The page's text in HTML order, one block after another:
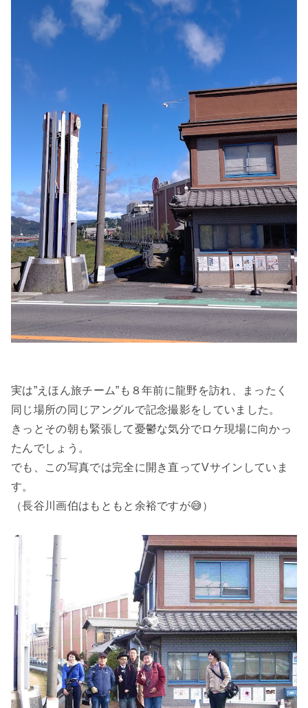
実は”えほん旅チーム”も８年前に龍野を訪れ、まったく
同じ場所の同じアングルで記念撮影をしていました。
きっとその朝も緊張して憂鬱な気分でロケ現場に向かっ
たんでしょう。
でも、この写真では完全に開き直ってVサインしていま
す。
（長谷川画伯はもともと余裕ですが😅）